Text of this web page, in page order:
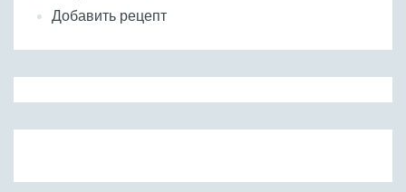
Добавить рецепт